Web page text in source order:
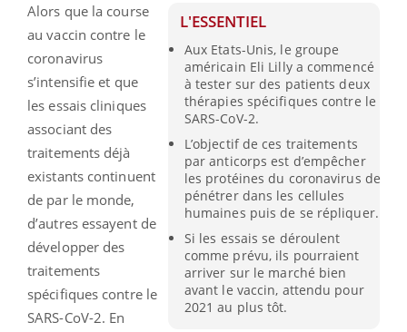
L'ESSENTIEL
Aux Etats-Unis, le groupe
américain Eli Lilly a commencé
à tester sur des patients deux
thérapies spécifiques contre le
SARS-CoV-2.
L’objectif de ces traitements
par anticorps est d’empêcher
les protéines du coronavirus de
pénétrer dans les cellules
humaines puis de se répliquer.
Si les essais se déroulent
comme prévu, ils pourraient
arriver sur le marché bien
avant le vaccin, attendu pour
2021 au plus tôt.
Alors que la course
au vaccin contre le
coronavirus
s’intensifie et que
les essais cliniques
associant des
traitements déjà
existants continuent
de par le monde,
d’autres essayent de
développer des
traitements
spécifiques contre le
SARS-CoV-2. En